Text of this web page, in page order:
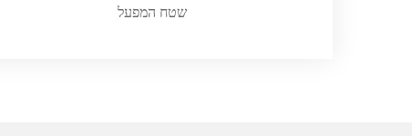
שטח המפעל